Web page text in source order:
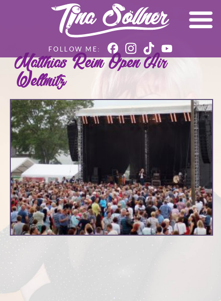
Matthias Reim Open Air
Wellmitz